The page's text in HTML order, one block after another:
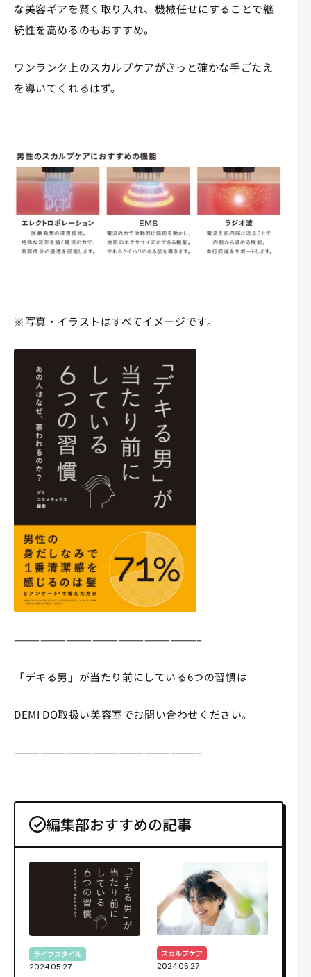
な美容ギアを賢く取り入れ、機械任せにすることで継
続性を高めるのもおすすめ。
ワンランク上のスカルプケアがきっと確かな手ごたえ
を導いてくれるはず。
※写真・イラストはすべてイメージです。
—————————————————————–
「デキる男」が当たり前にしている6つの習慣は
DEMI DO取扱い美容室でお問い合わせください。
—————————————————————–
編集部おすすめの記事
ライフスタイル
2024.05.27
スカルプケア
2024.05.27